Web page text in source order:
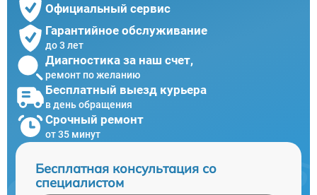
Официальный сервис
Гарантийное обслуживание
до 3 лет
Диагностика за наш счет,
ремонт по желанию
Бесплатный выезд курьера
в день обращения
Срочный ремонт
от 35 минут
Бесплатная консультация со
специалистом